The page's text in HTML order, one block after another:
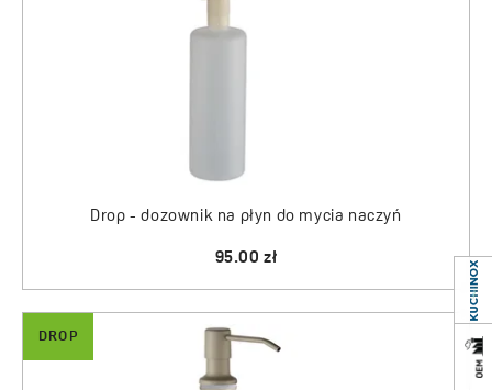
Drop - dozownik na płyn do mycia naczyń
95.00 zł
DROP